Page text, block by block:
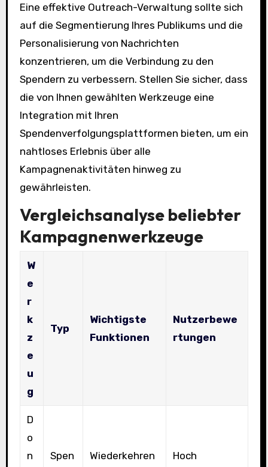
Eine effektive Outreach-Verwaltung sollte sich
auf die Segmentierung Ihres Publikums und die
Personalisierung von Nachrichten
konzentrieren, um die Verbindung zu den
Spendern zu verbessern. Stellen Sie sicher, dass
die von Ihnen gewählten Werkzeuge eine
Integration mit Ihren
Spendenverfolgungsplattformen bieten, um ein
nahtloses Erlebnis über alle
Kampagnenaktivitäten hinweg zu
gewährleisten.
Vergleichsanalyse beliebter
Kampagnenwerkzeuge
W
e
r
k
z
e
u
g
Typ
Wichtigste
Funktionen
Nutzerbewe
rtungen
D
o
n
Spen
Wiederkehren
Hoch